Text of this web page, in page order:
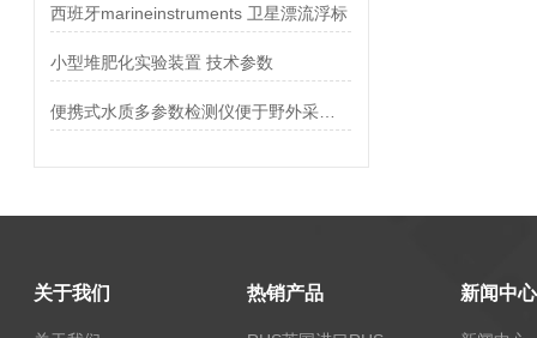
西班牙marineinstruments 卫星漂流浮标
小型堆肥化实验装置 技术参数
关于我们 热销产品 新闻中心